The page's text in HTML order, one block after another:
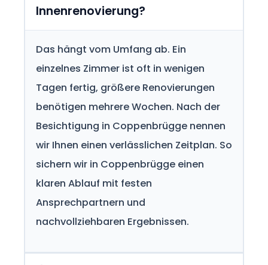
Innenrenovierung?
Das hängt vom Umfang ab. Ein
einzelnes Zimmer ist oft in wenigen
Tagen fertig, größere Renovierungen
benötigen mehrere Wochen. Nach der
Besichtigung in Coppenbrügge nennen
wir Ihnen einen verlässlichen Zeitplan. So
sichern wir in Coppenbrügge einen
klaren Ablauf mit festen
Ansprechpartnern und
nachvollziehbaren Ergebnissen.